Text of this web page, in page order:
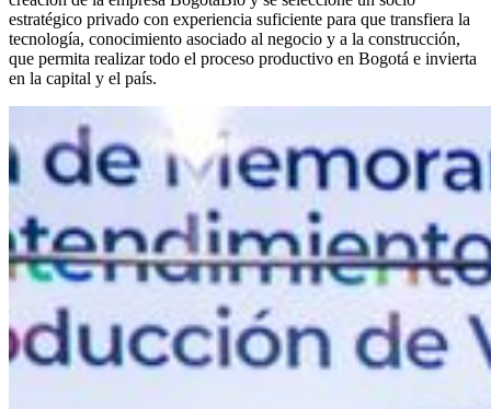
estratégico privado con experiencia suficiente para que transfiera la
tecnología, conocimiento asociado al negocio y a la construcción,
que permita realizar todo el proceso productivo en Bogotá e invierta
en la capital y el país.